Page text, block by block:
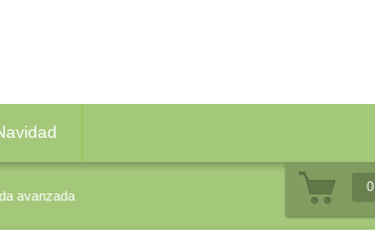
avanzada
0